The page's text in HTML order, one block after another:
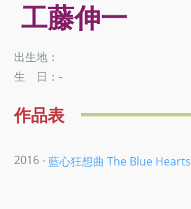
工藤伸一
出生地：
生 日：-
作品表
2016 -藍心狂想曲 The Blue Hearts